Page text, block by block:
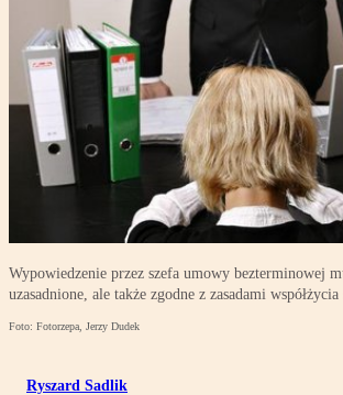
Wypowiedzenie przez szefa umowy bezterminowej
uzasadnione, ale także zgodne z zasadami współżycia
Foto: Fotorzepa, Jerzy Dudek
Ryszard Sadlik